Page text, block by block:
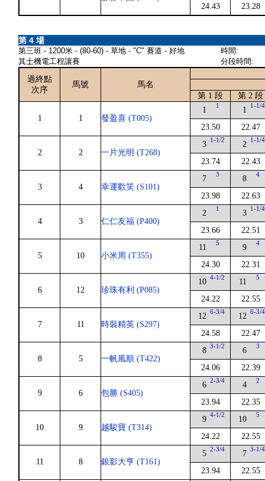
24.43 23.28
第 4 場
第三班 - 1200米 - (80-60) - 草地 - "C" 賽道 - 好地
其士機電工程讓賽
時間:
分段時間:
過終點
次序
馬號
馬名
第 1 段
第 2 段
1 1 發盈喜 (T005)
1 1
23.50
1 1-1/4
22.47
2 2 一片光明 (T268)
3 1-1/2
23.74
2 1-1/4
22.43
3 4 幸運歡笑 (S101)
7 3
23.98
8 4
22.63
4 3 仁仁友福 (P400)
2 1
23.66
3 1-1/4
22.51
5 10 小米周 (T355)
11 5
24.30
9 4
22.31
6 12 珍珠有利 (P085)
10 4-1/2
24.22
11 5
22.55
7 11 時裝精英 (S297)
12 6-3/4
24.58
12 6-3/4
22.47
8 5 一帆風順 (T422)
8 3-1/2
24.06
6 3
22.39
9 6 包勝 (S405)
6 2-3/4
23.94
4 2
22.35
10 9 越駿寶 (T314)
9 4-1/2
24.22
10 5
22.55
11 8 銀影大亨 (T161)
5 2-3/4
23.94
7 3-1/4
22.55